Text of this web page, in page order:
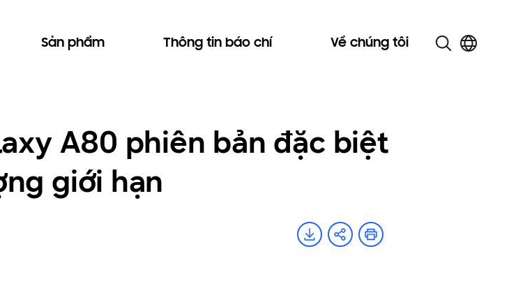
Sản phẩm Thông tin báo chí Về chúng tôi
A80 phiên bản đặc biệt
giới hạn